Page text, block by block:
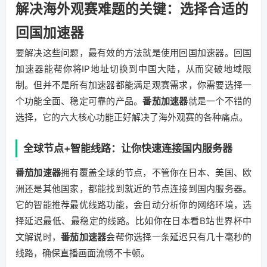
解决海外观赛难题的关键：选择合适的
回国加速器
要解决这些问题，最有效的方法就是使用回国加速器。回国
加速器能帮你将IP地址切换到中国大陆，从而突破地域限
制。但并不是所有加速器都能满足观赛需求，你需要选择一
个功能全面、稳定可靠的产品。番茄加速器就是一个不错的
选择，它的六大核心功能正好解决了海外观赛的各种痛点。
全球节点+智能线路：让你快速连接国内服务器
番茄加速器拥有覆盖全球的节点，不管你在日本、美国、欧
洲还是其他国家，都能找到就近的节点连接到国内服务器。
它的智能推荐最优线路功能，会自动分析你的网络环境，选
择延迟最低、最稳定的线路。比如你在日本看B站世界杯中
文解说时，番茄加速器会帮你选择一条延迟只有几十毫秒的
线路，确保直播画面流畅不卡顿。